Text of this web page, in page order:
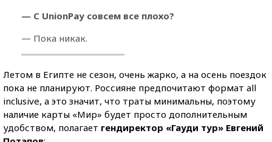
— С UnionPay совсем все плохо?
— Пока никак.
Летом в Египте не сезон, очень жарко, а на осень поездок
пока не планируют. Россияне предпочитают формат all
inclusive, а это значит, что траты минимальны, поэтому
наличие карты «Мир» будет просто дополнительным
удобством, полагает гендиректор «Гауди тур» Евгений